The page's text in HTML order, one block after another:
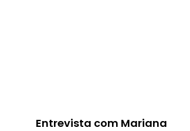
Entrevista com Mariana